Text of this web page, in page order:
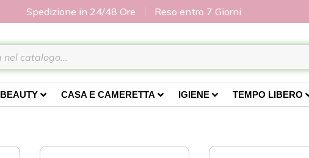
Spedizione in 24/48 Ore Reso entro 7 Giorni
BEAUTY CASA E CAMERETTA IGIENE TEMPO LIBERO